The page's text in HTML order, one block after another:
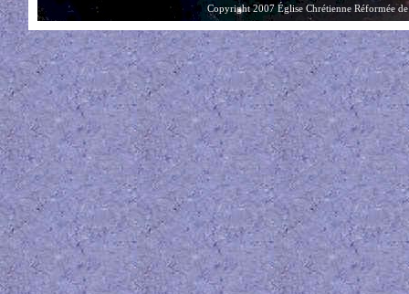
Copyright 2007 Église Chrétienne Réformée